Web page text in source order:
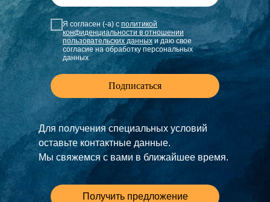
Я согласен (-а) с политикой
конфиденциальности в отношении
пользовательских данныхи даю свое
согласие на обработку персональных
данных
Подписаться
Для получения специальных условий
оставьте контактные данные.
Мы свяжемся с вами в ближайшее время.
Получить предложение